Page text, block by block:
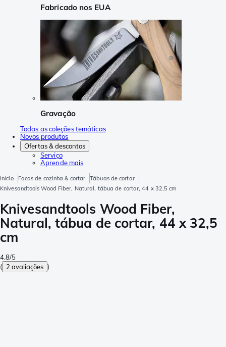
Fabricado nos EUA
Gravação
Todas as coleções temáticas
Novos produtos
Ofertas & descontos
Serviço
Aprende mais
Início Facas de cozinha & cortar
Tábuas de cortar
Knivesandtools Wood Fiber, Natural, tábua de cortar, 44 x 32,5 cm
Knivesandtools Wood Fiber,
Natural, tábua de cortar, 44 x 32,5
cm
4.8/5
( 2 avaliações )